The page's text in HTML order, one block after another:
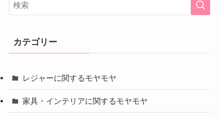
カテゴリー
レジャーに関するモヤモヤ
家具・インテリアに関するモヤモヤ